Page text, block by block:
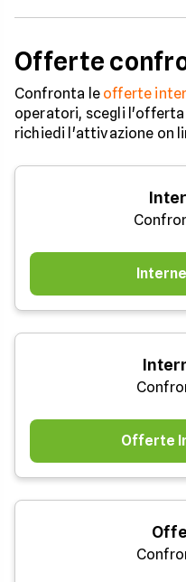
Offerte
Confronta le offerte
operatori, scegli
richiedi l'attivazione on
Offerte